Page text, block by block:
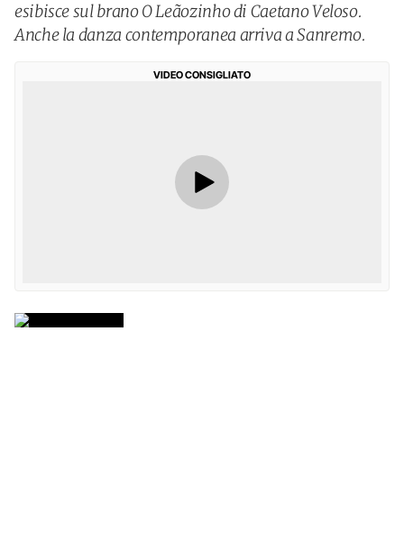
esibisce sul brano O Leãozinho di Caetano Veloso.
Anche la danza contemporanea arriva a Sanremo.
VIDEO CONSIGLIATO